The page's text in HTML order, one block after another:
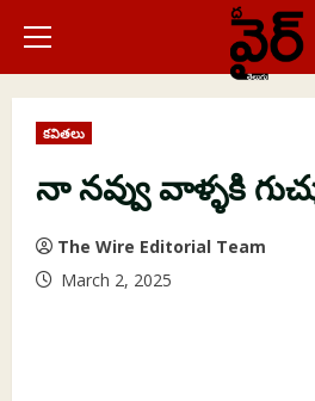
content
Primary
Menu
కవితలు
నా నవ్వు వాళ్ళకి
The Wire Editorial Team
March 2, 2025